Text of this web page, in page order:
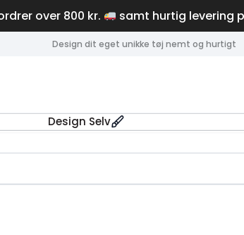
over 800 kr. samt hurtig levering
Design dit eget unikke tøj nemt og hurtigt
Design Selv